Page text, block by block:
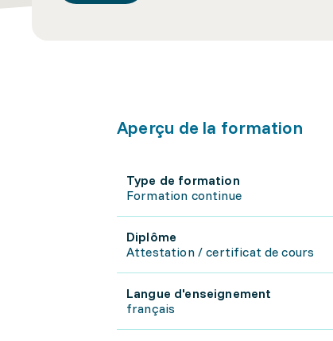
Aperçu de la formation
Type de formation
Formation continue
Diplôme
Attestation / certificat de cours
Langue d'enseignement
français